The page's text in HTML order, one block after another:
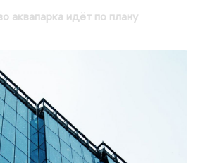
аквапарка идёт по плану